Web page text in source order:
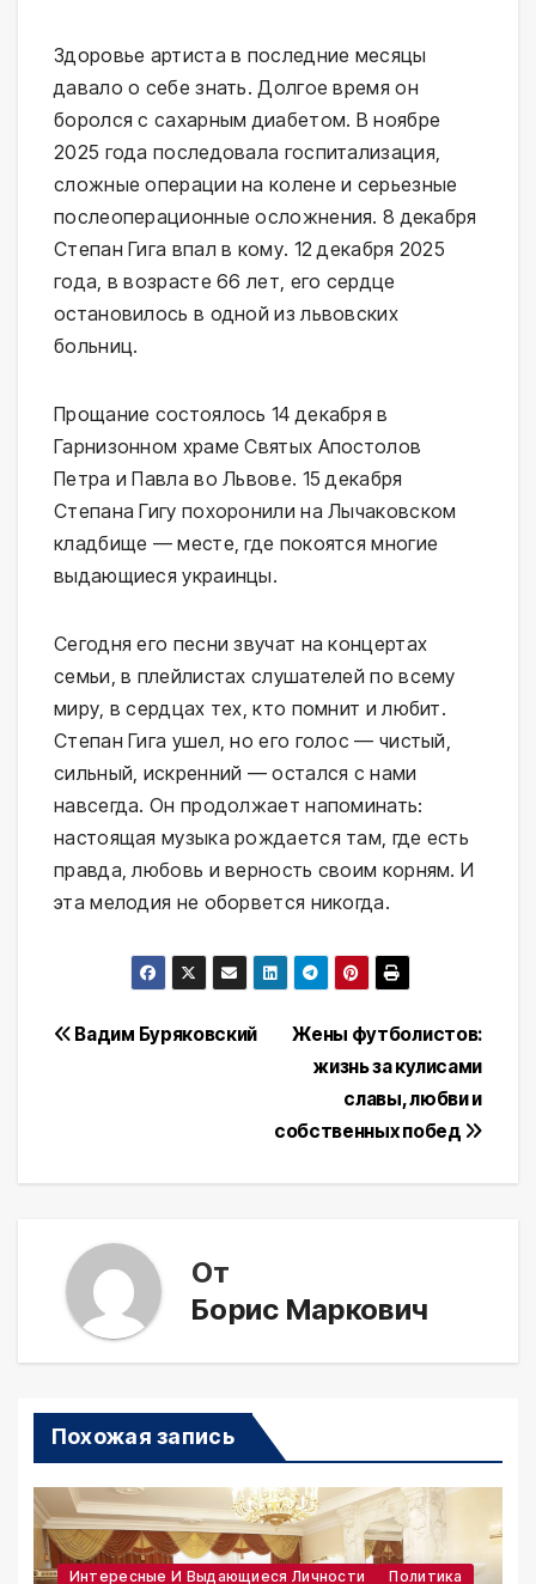
Здоровье артиста в последние месяцы
давало о себе знать. Долгое время он
боролся с сахарным диабетом. В ноябре
2025 года последовала госпитализация,
сложные операции на колене и серьезные
послеоперационные осложнения. 8 декабря
Степан Гига впал в кому. 12 декабря 2025
года, в возрасте 66 лет, его сердце
остановилось в одной из львовских
больниц.
Прощание состоялось 14 декабря в
Гарнизонном храме Святых Апостолов
Петра и Павла во Львове. 15 декабря
Степана Гигу похоронили на Лычаковском
кладбище — месте, где покоятся многие
выдающиеся украинцы.
Сегодня его песни звучат на концертах
семьи, в плейлистах слушателей по всему
миру, в сердцах тех, кто помнит и любит.
Степан Гига ушел, но его голос — чистый,
сильный, искренний — остался с нами
навсегда. Он продолжает напоминать:
настоящая музыка рождается там, где есть
правда, любовь и верность своим корням. И
эта мелодия не оборвется никогда.
Навигация
Жены футболистов:
жизнь за кулисами
славы, любви и
собственных побед
Вадим Буряковский
От
Борис Маркович
Похожая запись
Интересные И Выдающиеся Личности Политика